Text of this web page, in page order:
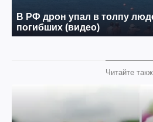
Читайте